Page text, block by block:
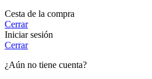
Cesta de la compra
Cerrar
Iniciar sesión
Cerrar
¿Aún no tiene cuenta?